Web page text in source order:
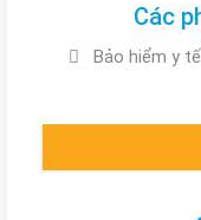
Các
Bảo hiểm y tế